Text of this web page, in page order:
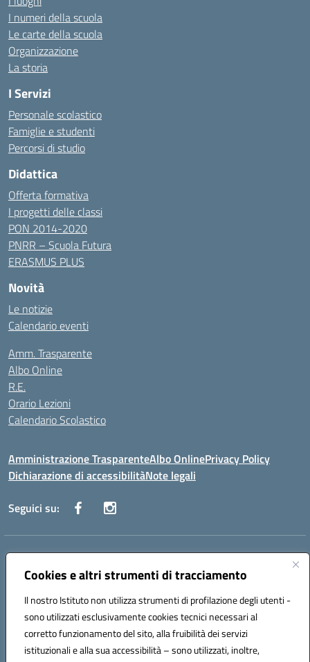
Cookies e altri strumenti di tracciamento
Il nostro Istituto non utilizza strumenti di profilazione degli utenti -
sono utilizzati esclusivamente cookies tecnici necessari al
corretto funzionamento del sito, alla fruibilità dei servizi
istituzionali e alla sua accessibilità – sono utilizzati, inoltre,
I numeri della scuola
Le carte della scuola
Organizzazione
La storia
I Servizi
Personale scolastico
Famiglie e studenti
Percorsi di studio
Didattica
Offerta formativa
I progetti delle classi
PON 2014-2020
PNRR – Scuola Futura
ERASMUS PLUS
Novità
Le notizie
Calendario eventi
Amm. Trasparente
Albo Online
R.E.
Orario Lezioni
Calendario Scolastico
Amministrazione TrasparenteAlbo OnlinePrivacy Policy
Dichiarazione di accessibilitàNote legali
Seguici su:
Indirizzo:Via Vecchini n. 2, Ancona 60123 - Via M. Marini n. 33, Ancona
60129
Posta elettronica certificata (PEC):anis01200g@pec.istruzione.it
Codice fiscale: 93122280428
Codice meccanografico:ANIS01200G
Codice Indice delle Pubbliche Amministrazioni (IPA): istsc_ANIS01200G